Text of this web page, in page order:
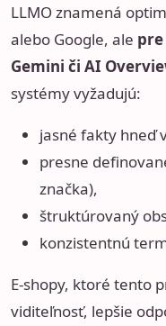
LLMO znamená
alebo Google, ale pre
Gemini či AI
systémy vyžadujú:
jasné fakty hneď
presne
značka),
štruktúrovaný
konzistentnú
E-shopy, ktoré tento
viditeľnosť, lepšie